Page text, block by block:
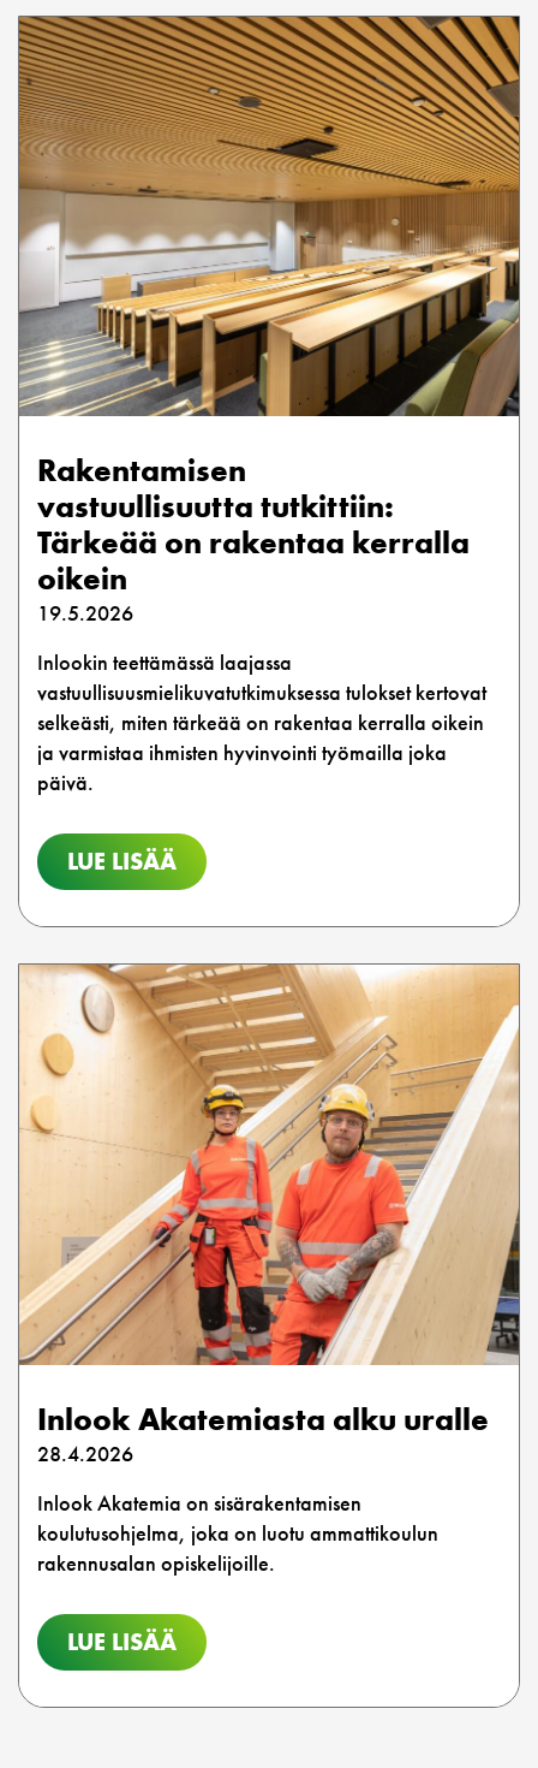
Rakentamisen
vastuullisuutta tutkittiin:
Tärkeää on rakentaa kerralla
oikein
19.5.2026
Inlookin teettämässä laajassa
vastuullisuusmielikuvatutkimuksessa tulokset kertovat
selkeästi, miten tärkeää on rakentaa kerralla oikein
ja varmistaa ihmisten hyvinvointi työmailla joka
päivä.
LUE LISÄÄ
Inlook Akatemiasta alku uralle
28.4.2026
Inlook Akatemia on sisärakentamisen
koulutusohjelma, joka on luotu ammattikoulun
rakennusalan opiskelijoille.
LUE LISÄÄ